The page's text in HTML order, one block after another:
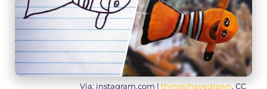
Via: instagram.com | thingsihavedrawn, CC